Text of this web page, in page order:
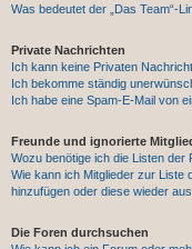
Was bedeutet der „Das Team“-
Private Nachrichten
Ich kann keine Privaten
Ich bekomme ständig
Ich habe eine Spam-E-Mail von
Freunde und ignorierte
Wozu benötige ich die Listen der
Wie kann ich Mitglieder zur Liste
hinzufügen oder diese wieder
Die Foren durchsuchen